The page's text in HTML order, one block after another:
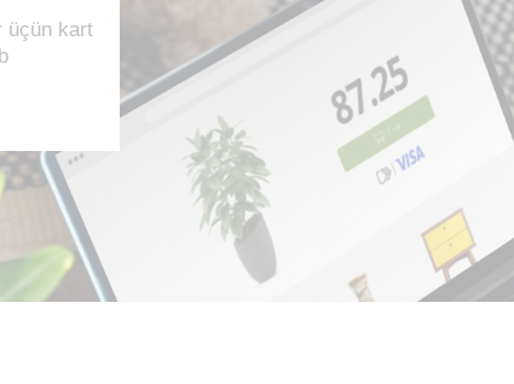
üçün kart